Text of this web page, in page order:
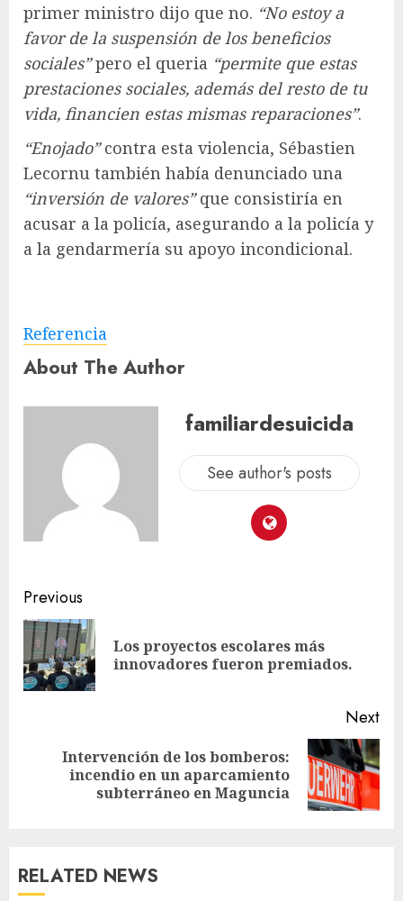
primer ministro dijo que no. “No estoy a
favor de la suspensión de los beneficios
sociales”pero el queria “permite que estas
prestaciones sociales, además del resto de tu
vida, financien estas mismas reparaciones”.
“Enojado”contra esta violencia, Sébastien
Lecornu también había denunciado una
“inversión de valores”que consistiría en
acusar a la policía, asegurando a la policía y
a la gendarmería su apoyo incondicional.
Referencia
About The Author
familiardesuicida
See author's posts
Previous
Los proyectos escolares más
innovadores fueron premiados.
Next
Intervención de los bomberos:
incendio en un aparcamiento
subterráneo en Maguncia
RELATED NEWS